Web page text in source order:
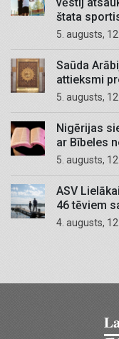
štata
5. augusts,
Saūda
attieksmi
5. augusts,
Nigērijas
ar Bībeles
5. augusts,
ASV
46 tēviem
4. augusts,